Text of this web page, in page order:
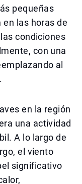
pequeñas
las horas de
condiciones
con una
al
en la región
una actividad
A lo largo de
el viento
significativo